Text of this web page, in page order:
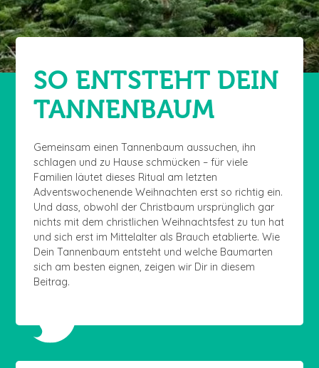
SO ENTSTEHT DEIN
TANNENBAUM
Gemeinsam einen Tannenbaum aussuchen, ihn
schlagen und zu Hause schmücken – für viele
Familien läutet dieses Ritual am letzten
Adventswochenende Weihnachten erst so richtig ein.
Und dass, obwohl der Christbaum ursprünglich gar
nichts mit dem christlichen Weihnachtsfest zu tun hat
und sich erst im Mittelalter als Brauch etablierte. Wie
Dein Tannenbaum entsteht und welche Baumarten
sich am besten eignen, zeigen wir Dir in diesem
Beitrag.